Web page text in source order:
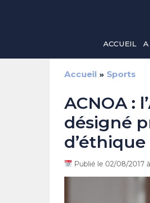
ACCUEIL A
Accueil » Sports
ACNOA :
désigné
d’éthique
Publié le 02/08/2017